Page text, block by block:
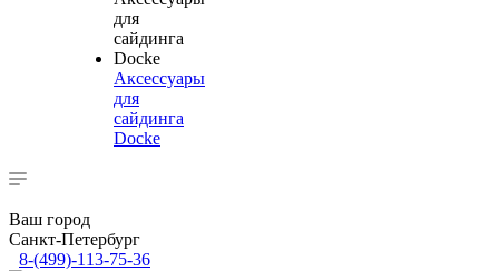
Аксессуары
для
сайдинга
Docke
Ваш город
Санкт-Петербург
8-(499)-113-75-36